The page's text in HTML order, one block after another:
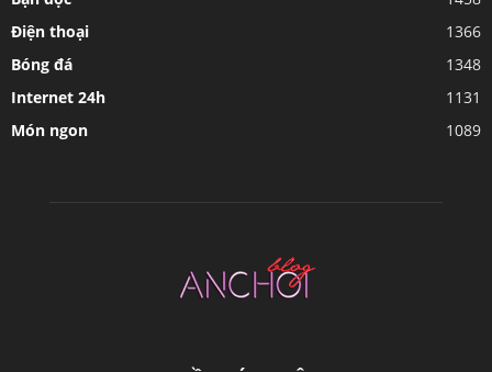
Điện thoại
1366
Bóng đá
1348
Internet 24h
1131
Món ngon
1089